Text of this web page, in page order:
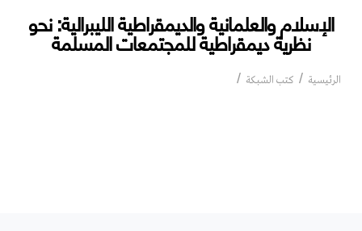
الإسلام والعلمانية والديمقراطية الليبرالية: نحو
نظرية ديمقراطية للمجتمعات المسلمة
الرئيسية كتب الشبكة